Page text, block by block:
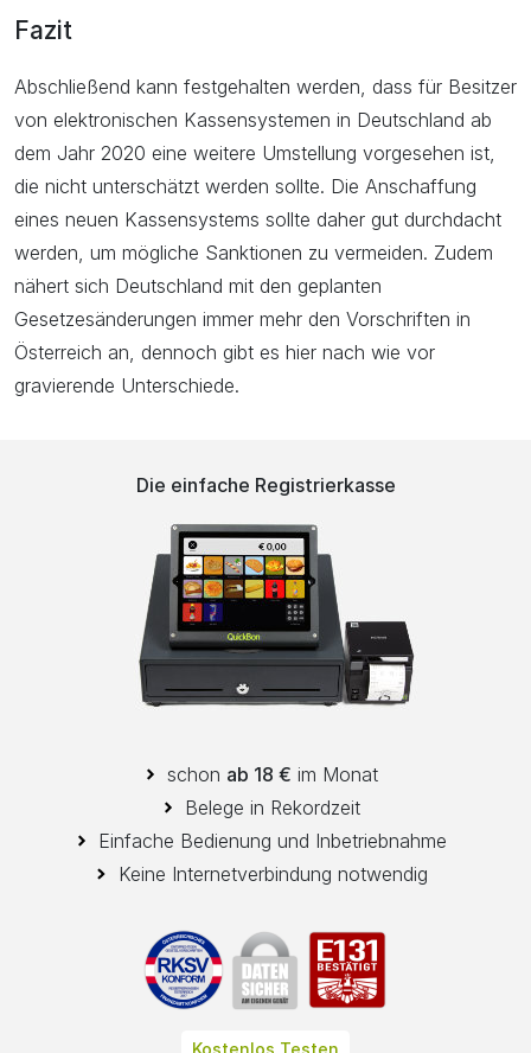
Fazit
Abschließend kann festgehalten werden, dass für Besitzer
von elektronischen Kassensystemen in Deutschland ab
dem Jahr 2020 eine weitere Umstellung vorgesehen ist,
die nicht unterschätzt werden sollte. Die Anschaffung
eines neuen Kassensystems sollte daher gut durchdacht
werden, um mögliche Sanktionen zu vermeiden. Zudem
nähert sich Deutschland mit den geplanten
Gesetzesänderungen immer mehr den Vorschriften in
Österreich an, dennoch gibt es hier nach wie vor
gravierende Unterschiede.
Die einfache Registrierkasse
schon ab 18 € im Monat
Belege in Rekordzeit
Einfache Bedienung und Inbetriebnahme
Keine Internetverbindung notwendig